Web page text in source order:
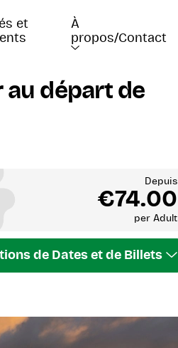
et
À
propos/Contact
au départ de
Depuis
€74.00
per Adult
de Dates et de Billets